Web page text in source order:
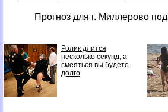
Прогноз для г. Миллерово
Ролик длится
несколько секунд, а
смеяться вы будете
долго